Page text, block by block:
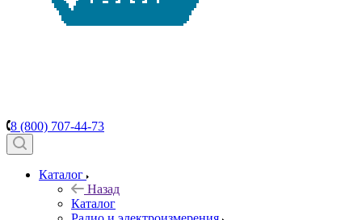
8 (800) 707-44-73
Каталог
Назад
Каталог